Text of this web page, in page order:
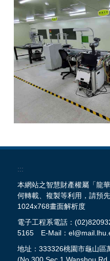
:::
本網站之智慧財產權屬「龍
何轉載、複製等利用，請預
1024x768畫面解析度
電子工程系電話：
5165 E-Mail：
地址：333326桃園市龜山區
(No.300,Sec.1,Wanshou